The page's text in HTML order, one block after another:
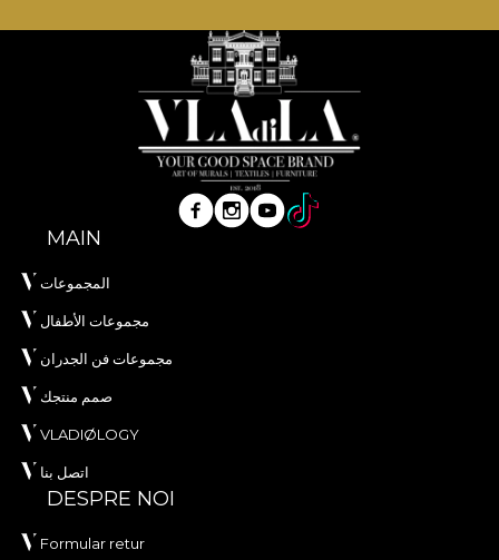
MAIN
المجموعات
مجموعات الأطفال
مجموعات فن الجدران
صمم منتجك
VLADIØLOGY
اتصل بنا
DESPRE NOI
Formular retur